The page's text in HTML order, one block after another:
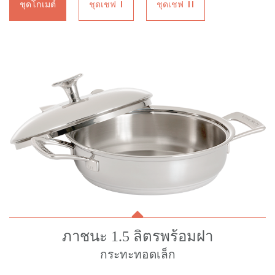
ชุดโกเมต์ ชุดเชฟ I ชุดเชฟ II
ภาชนะ 1.5 ลิตรพร้อมฝา
กระทะทอดเล็ก